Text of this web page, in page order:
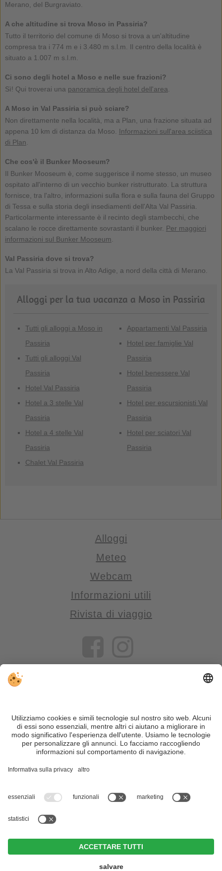
Merano, del Burgraviato.
A che altitudine si trova Moso in Passiria?
Tutto il territorio del comune di Moso si trova a un'altitudine
compresa tra i 774 m e i 3.480 m s.l.m. Il centro della località è
situato a 1.007 m s.l.m.
Ci sono degli hotel a Moso e nelle sue frazioni?
Sì! Qui troverai una panoramica degli hotel dell'area
A Moso in Val Passiria si può sciare?
Non direttamente nella località, ma a Plan, una frazione situata ad
appena 10 km di distanza da Moso. Informazioni sull'area sciistica
di Plan
Che cos'è il Bunker Mooseum?
Il Bunker Mooseum è, come suggerisce il nome stesso, un museo
ospitato all'interno di un vecchio bunker ristrutturato. La struttura
fornisce, tra l'altro, informazioni sulla flora e sulla fauna del Gruppo
di Tessa e sulla storia degli insediamenti dell'Alta Val Passiria.
Particolarmente interessante è il recinto degli stambecchi, che
scalano le rocce direttamente sovrastanti il bunker. Per maggiori
informazioni sul Bunker Mooseum
Val Passiria dove si trova?
La Val Passiria si trova in Alto Adige, a nord della città di Merano.
Alloggi per la tua vacanza a Moso in Passiria
Tutti gli alloggi a Moso in
Passiria
Tutti gli alloggi Val
Passiria
Hotel Val Passiria
Hotel a 3 stelle Val
Passiria
Hotel a 4 stelle Val
Passiria
Chalet Val Passiria
Appartamenti Val Passiria
Hotel per famiglie Val
Passiria
Hotel benessere Val
Passiria
Hotel per escursionisti Val
Passiria
Hotel per sciatori Val
Passiria
Naturhotel Leitlhof
Alloggi
Meteo
Webcam
Informazioni utili
Rivista di viaggio
VIVOSüdtirol è il portale di viaggio per chi desidera vivere il
Trentino Alto Adige davvero – con consigli autentici, alloggi e
offerte su misura.
Nonostante il lavoro accurato e il costante aggiornamento dei
motivi di sicurezza, si prega di verificare chiedendo
| Part. IVA IT02365710215